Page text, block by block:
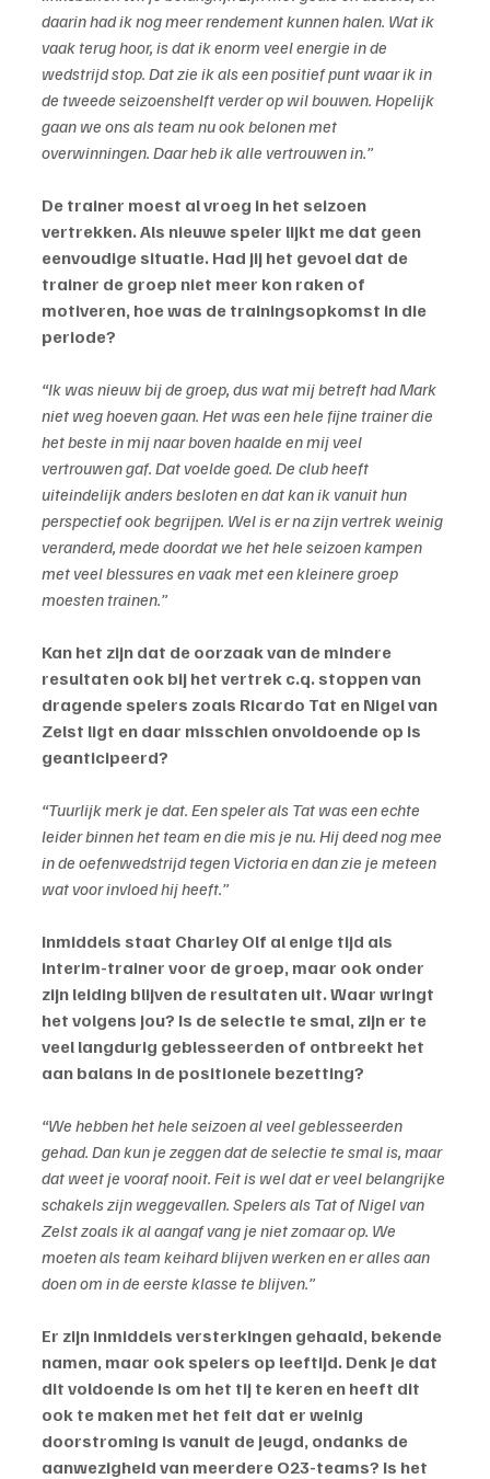
daarin had ik nog meer rendement kunnen halen. Wat ik
vaak terug hoor, is dat ik enorm veel energie in de
wedstrijd stop. Dat zie ik als een positief punt waar ik in
de tweede seizoenshelft verder op wil bouwen. Hopelijk
gaan we ons als team nu ook belonen met
overwinningen. Daar heb ik alle vertrouwen in.”
De trainer moest al vroeg in het seizoen
vertrekken. Als nieuwe speler lijkt me dat geen
eenvoudige situatie. Had jij het gevoel dat de
trainer de groep niet meer kon raken of
motiveren, hoe was de trainingsopkomst in die
periode?
“Ik was nieuw bij de groep, dus wat mij betreft had Mark
niet weg hoeven gaan. Het was een hele fijne trainer die
het beste in mij naar boven haalde en mij veel
vertrouwen gaf. Dat voelde goed. De club heeft
uiteindelijk anders besloten en dat kan ik vanuit hun
perspectief ook begrijpen. Wel is er na zijn vertrek weinig
veranderd, mede doordat we het hele seizoen kampen
met veel blessures en vaak met een kleinere groep
moesten trainen.”
Kan het zijn dat de oorzaak van de mindere
resultaten ook bij het vertrek c.q. stoppen van
dragende spelers zoals Ricardo Tat en Nigel van
Zelst ligt en daar misschien onvoldoende op is
geanticipeerd?
“Tuurlijk merk je dat. Een speler als Tat was een echte
leider binnen het team en die mis je nu. Hij deed nog mee
in de oefenwedstrijd tegen Victoria en dan zie je meteen
wat voor invloed hij heeft.”
Inmiddels staat Charley Olf al enige tijd als
interim-trainer voor de groep, maar ook onder
zijn leiding blijven de resultaten uit. Waar wringt
het volgens jou? Is de selectie te smal, zijn er te
veel langdurig geblesseerden of ontbreekt het
aan balans in de positionele bezetting?
“We hebben het hele seizoen al veel geblesseerden
gehad. Dan kun je zeggen dat de selectie te smal is, maar
dat weet je vooraf nooit. Feit is wel dat er veel belangrijke
schakels zijn weggevallen. Spelers als Tat of Nigel van
Zelst zoals ik al aangaf vang je niet zomaar op. We
moeten als team keihard blijven werken en er alles aan
doen om in de eerste klasse te blijven.”
Er zijn inmiddels versterkingen gehaald, bekende
namen, maar ook spelers op leeftijd. Denk je dat
dit voldoende is om het tij te keren en heeft dit
ook te maken met het feit dat er weinig
doorstroming is vanuit de jeugd, ondanks de
aanwezigheid van meerdere O23-teams? Is het